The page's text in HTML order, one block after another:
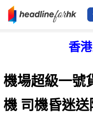
香
機場超級一號
機 司機昏迷